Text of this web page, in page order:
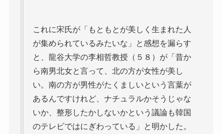
これに宋氏が「もともとが美しく生まれた人
が集められているみたいな」と感想を漏らす
と、龍谷大学の李相哲教授（５８）が「昔か
ら南男北女と言って、北の方が女性が美し
い。南の方が男性がたくましいという言葉が
あるんですけれど、ナチュラルかそうじゃな
いか、整形したかしないかという議論も韓国
のテレビではにぎわっている」と明かした。